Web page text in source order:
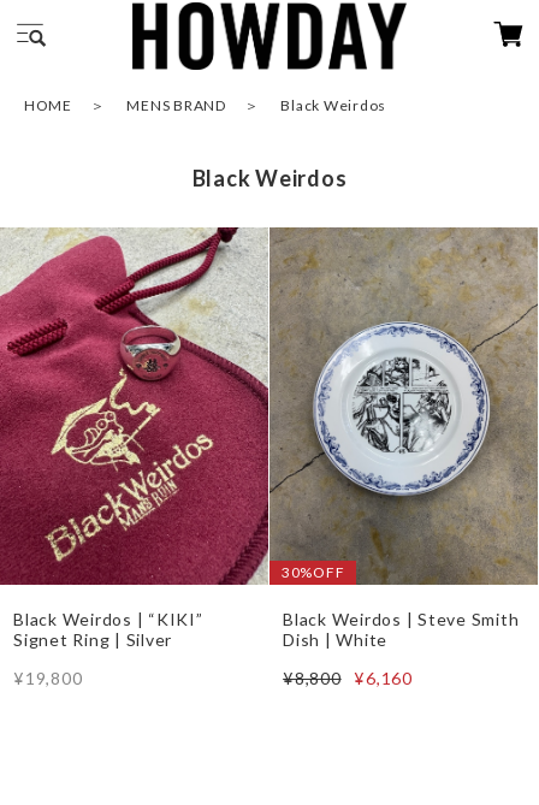
HOME MENS BRAND Black Weirdos
Black Weirdos
Black Weirdos | “KIKI”
Signet Ring | Silver
¥19,800
30%OFF
Black Weirdos | Steve Smith
Dish | White
¥8,800
¥6,160